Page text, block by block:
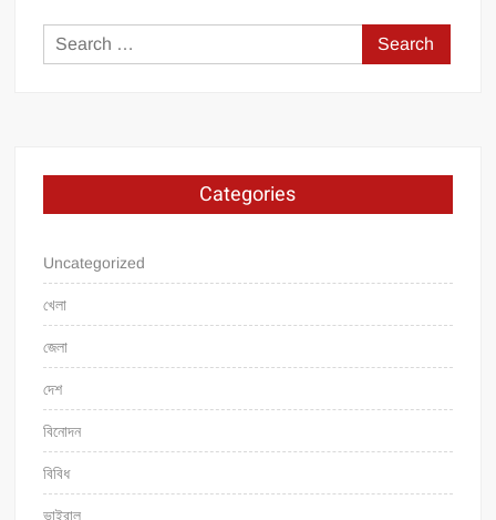
Search
for:
Categories
Uncategorized
খেলা
জেলা
দেশ
বিনোদন
বিবিধ
ভাইরাল